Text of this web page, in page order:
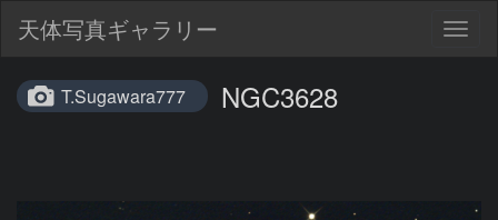
天体写真ギャラリー
T.Sugawara777 NGC3628